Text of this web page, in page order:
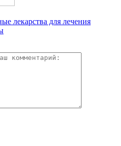
лекарства для лечения